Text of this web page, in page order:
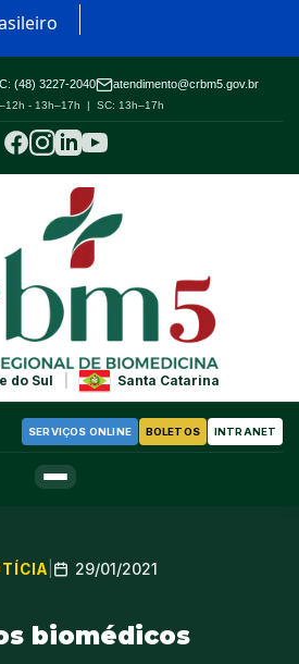
(48) 3227-2040 atendimento@crbm5.gov.br
- 13h–17h | SC: 13h–17h
do Sul Santa Catarina
SERVIÇOS ONLINE BOLETOS INTRANET
29/01/2021
biomédicos